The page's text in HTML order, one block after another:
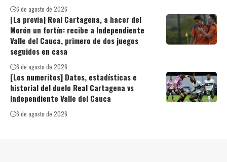
6 de agosto de 2026
[La previa] Real Cartagena, a hacer del
Morón un fortín: recibe a Independiente
Valle del Cauca, primero de dos juegos
seguidos en casa
6 de agosto de 2026
[Los numeritos] Datos, estadísticas e
historial del duelo Real Cartagena vs
Independiente Valle del Cauca
6 de agosto de 2026